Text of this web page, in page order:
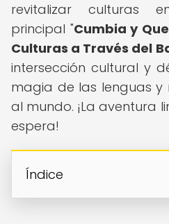
revitalizar culturas
principal "Cumbia y
Culturas a Través del
intersección cultural y
magia de las lenguas y
al mundo. ¡La aventura
espera!
Índice